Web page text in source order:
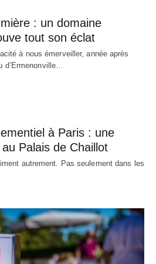
: un domaine
tout son éclat
à nous émerveiller, année après
d’Ermenonville…
à Paris : une
Palais de Chaillot
autrement. Pas seulement dans les